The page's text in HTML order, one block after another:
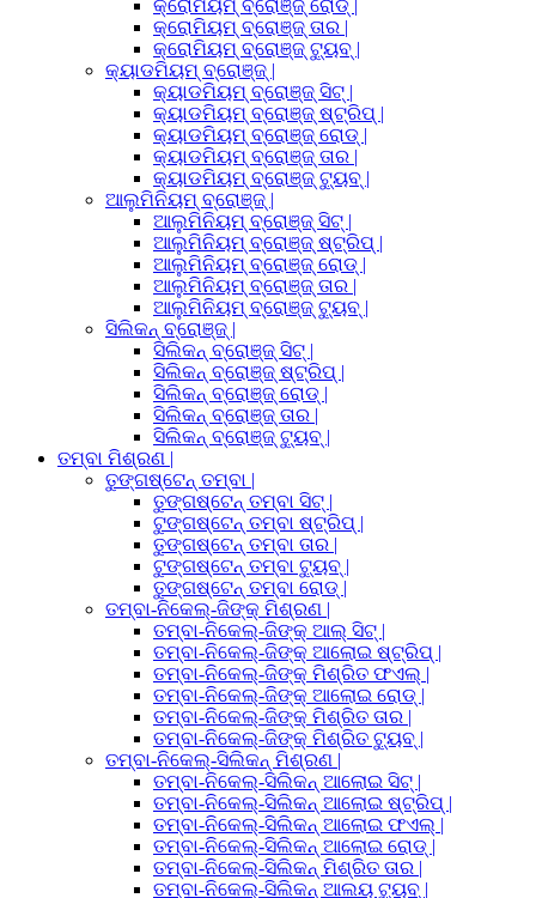
କ୍ରୋମିୟମ୍ ବ୍ରୋଞ୍ଜ୍ ରୋଡ୍ |
କ୍ରୋମିୟମ୍ ବ୍ରୋଞ୍ଜ୍ ତାର |
କ୍ରୋମିୟମ୍ ବ୍ରୋଞ୍ଜ୍ ଟ୍ୟୁବ୍ |
କ୍ୟାଡମିୟମ୍ ବ୍ରୋଞ୍ଜ୍ |
କ୍ୟାଡମିୟମ୍ ବ୍ରୋଞ୍ଜ୍ ସିଟ୍ |
କ୍ୟାଡମିୟମ୍ ବ୍ରୋଞ୍ଜ୍ ଷ୍ଟ୍ରିପ୍ |
କ୍ୟାଡମିୟମ୍ ବ୍ରୋଞ୍ଜ୍ ରୋଡ୍ |
କ୍ୟାଡମିୟମ୍ ବ୍ରୋଞ୍ଜ୍ ତାର |
କ୍ୟାଡମିୟମ୍ ବ୍ରୋଞ୍ଜ୍ ଟ୍ୟୁବ୍ |
ଆଲୁମିନିୟମ୍ ବ୍ରୋଞ୍ଜ୍ |
ଆଲୁମିନିୟମ୍ ବ୍ରୋଞ୍ଜ୍ ସିଟ୍ |
ଆଲୁମିନିୟମ୍ ବ୍ରୋଞ୍ଜ୍ ଷ୍ଟ୍ରିପ୍ |
ଆଲୁମିନିୟମ୍ ବ୍ରୋଞ୍ଜ୍ ରୋଡ୍ |
ଆଲୁମିନିୟମ୍ ବ୍ରୋଞ୍ଜ୍ ତାର |
ଆଲୁମିନିୟମ୍ ବ୍ରୋଞ୍ଜ୍ ଟ୍ୟୁବ୍ |
ସିଲିକନ୍ ବ୍ରୋଞ୍ଜ୍ |
ସିଲିକନ୍ ବ୍ରୋଞ୍ଜ୍ ସିଟ୍ |
ସିଲିକନ୍ ବ୍ରୋଞ୍ଜ୍ ଷ୍ଟ୍ରିପ୍ |
ସିଲିକନ୍ ବ୍ରୋଞ୍ଜ୍ ରୋଡ୍ |
ସିଲିକନ୍ ବ୍ରୋଞ୍ଜ୍ ତାର |
ସିଲିକନ୍ ବ୍ରୋଞ୍ଜ୍ ଟ୍ୟୁବ୍ |
ତମ୍ବା ମିଶ୍ରଣ |
ତୁଙ୍ଗଷ୍ଟେନ୍ ତମ୍ବା |
ତୁଙ୍ଗଷ୍ଟେନ୍ ତମ୍ବା ସିଟ୍ |
ଟୁଙ୍ଗଷ୍ଟେନ୍ ତମ୍ବା ଷ୍ଟ୍ରିପ୍ |
ତୁଙ୍ଗଷ୍ଟେନ୍ ତମ୍ବା ତାର |
ଟୁଙ୍ଗଷ୍ଟେନ୍ ତମ୍ବା ଟ୍ୟୁବ୍ |
ତୁଙ୍ଗଷ୍ଟେନ୍ ତମ୍ବା ରୋଡ୍ |
ତମ୍ବା-ନିକେଲ୍-ଜିଙ୍କ୍ ମିଶ୍ରଣ |
ତମ୍ବା-ନିକେଲ୍-ଜିଙ୍କ୍ ଆଲ୍ ସିଟ୍ |
ତମ୍ବା-ନିକେଲ୍-ଜିଙ୍କ୍ ଆଲୋଇ ଷ୍ଟ୍ରିପ୍ |
ତମ୍ବା-ନିକେଲ୍-ଜିଙ୍କ୍ ମିଶ୍ରିତ ଫଏଲ୍ |
ତମ୍ବା-ନିକେଲ୍-ଜିଙ୍କ୍ ଆଲୋଇ ରୋଡ୍ |
ତମ୍ବା-ନିକେଲ୍-ଜିଙ୍କ୍ ମିଶ୍ରିତ ତାର |
ତମ୍ବା-ନିକେଲ୍-ଜିଙ୍କ୍ ମିଶ୍ରିତ ଟ୍ୟୁବ୍ |
ତମ୍ବା-ନିକେଲ୍-ସିଲିକନ୍ ମିଶ୍ରଣ |
ତମ୍ବା-ନିକେଲ୍-ସିଲିକନ୍ ଆଲୋଇ ସିଟ୍ |
ତମ୍ବା-ନିକେଲ୍-ସିଲିକନ୍ ଆଲୋଇ ଷ୍ଟ୍ରିପ୍ |
ତମ୍ବା-ନିକେଲ୍-ସିଲିକନ୍ ଆଲୋଇ ଫଏଲ୍ |
ତମ୍ବା-ନିକେଲ୍-ସିଲିକନ୍ ଆଲୋଇ ରୋଡ୍ |
ତମ୍ବା-ନିକେଲ୍-ସିଲିକନ୍ ମିଶ୍ରିତ ତାର |
ତମ୍ବା-ନିକେଲ୍-ସିଲିକନ୍ ଆଲୟ ଟ୍ୟୁବ୍ |